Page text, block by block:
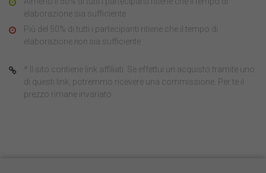
elaborazione sia sufficiente
Più del 50% di tutti i partecipanti ritiene che il tempo di
elaborazione non sia sufficiente
* Il sito contiene link affiliati. Se effettui un acquisto tramite uno
di questi link, potremmo ricevere una commissione. Per te il
prezzo rimane invariato.